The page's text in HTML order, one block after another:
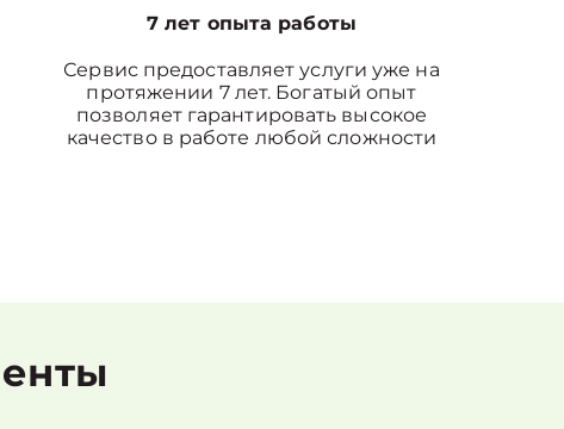
7 лет опыта работы
Сервис предоставляет услуги уже на
протяжении 7 лет. Богатый опыт
позволяет гарантировать высокое
качество в работе любой сложности